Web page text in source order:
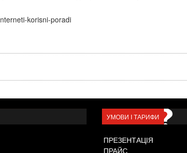
korisni-poradi
УМОВИ І ТАРИФИ
ПРЕЗЕНТАЦІЯ
ПРАЙС